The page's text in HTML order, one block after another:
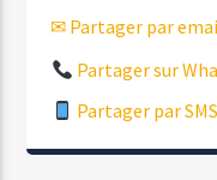
✉ Partager par
Partager sur
Partager par SMS